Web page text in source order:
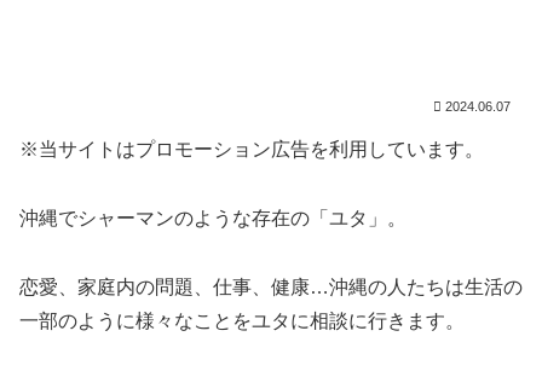
2024.06.07
※当サイトはプロモーション広告を利用しています。
沖縄でシャーマンのような存在の「ユタ」。
恋愛、家庭内の問題、仕事、健康…沖縄の人たちは生活の
一部のように様々なことをユタに相談に行きます。